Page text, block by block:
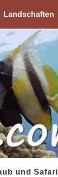
Landschaften
und Safari